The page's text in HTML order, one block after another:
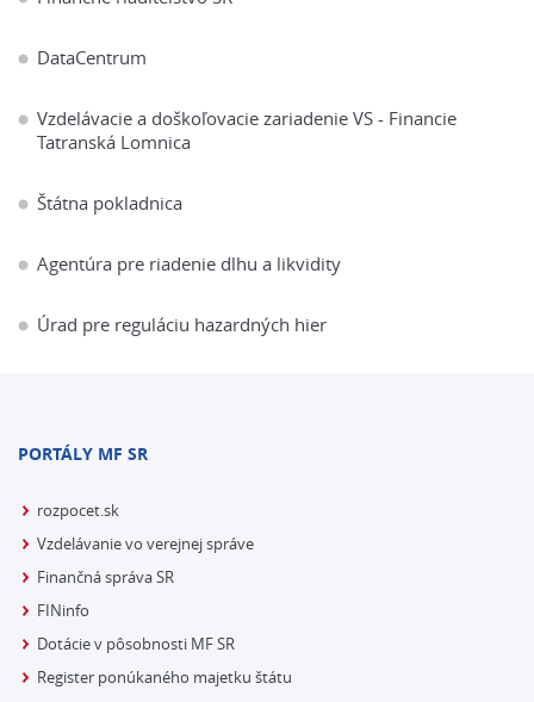
DataCentrum
Vzdelávacie a doškoľovacie zariadenie VS - Financie
Tatranská Lomnica
Štátna pokladnica
Agentúra pre riadenie dlhu a likvidity
Úrad pre reguláciu hazardných hier
PORTÁLY MF SR
rozpocet.sk
Vzdelávanie vo verejnej správe
Finančná správa SR
FINinfo
Dotácie v pôsobnosti MF SR
Register ponúkaného majetku štátu